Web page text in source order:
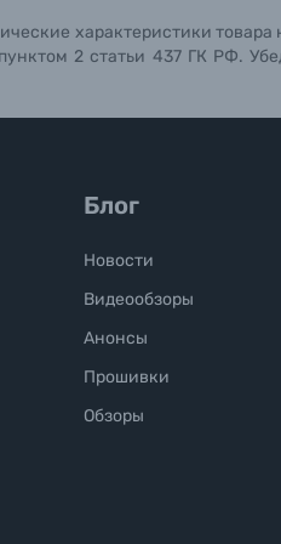
характеристики
2 статьи 437 ГК РФ.
Блог
Новости
Видеообзоры
Анонсы
Прошивки
Обзоры